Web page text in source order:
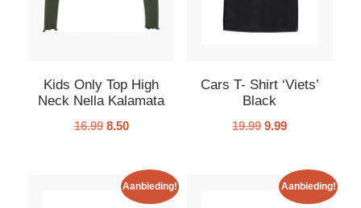
Kids Only Top High
Neck Nella Kalamata
16.99 8.50
Cars T- Shirt ‘Viets’
Black
19.99 9.99
Aanbieding! Aanbieding!